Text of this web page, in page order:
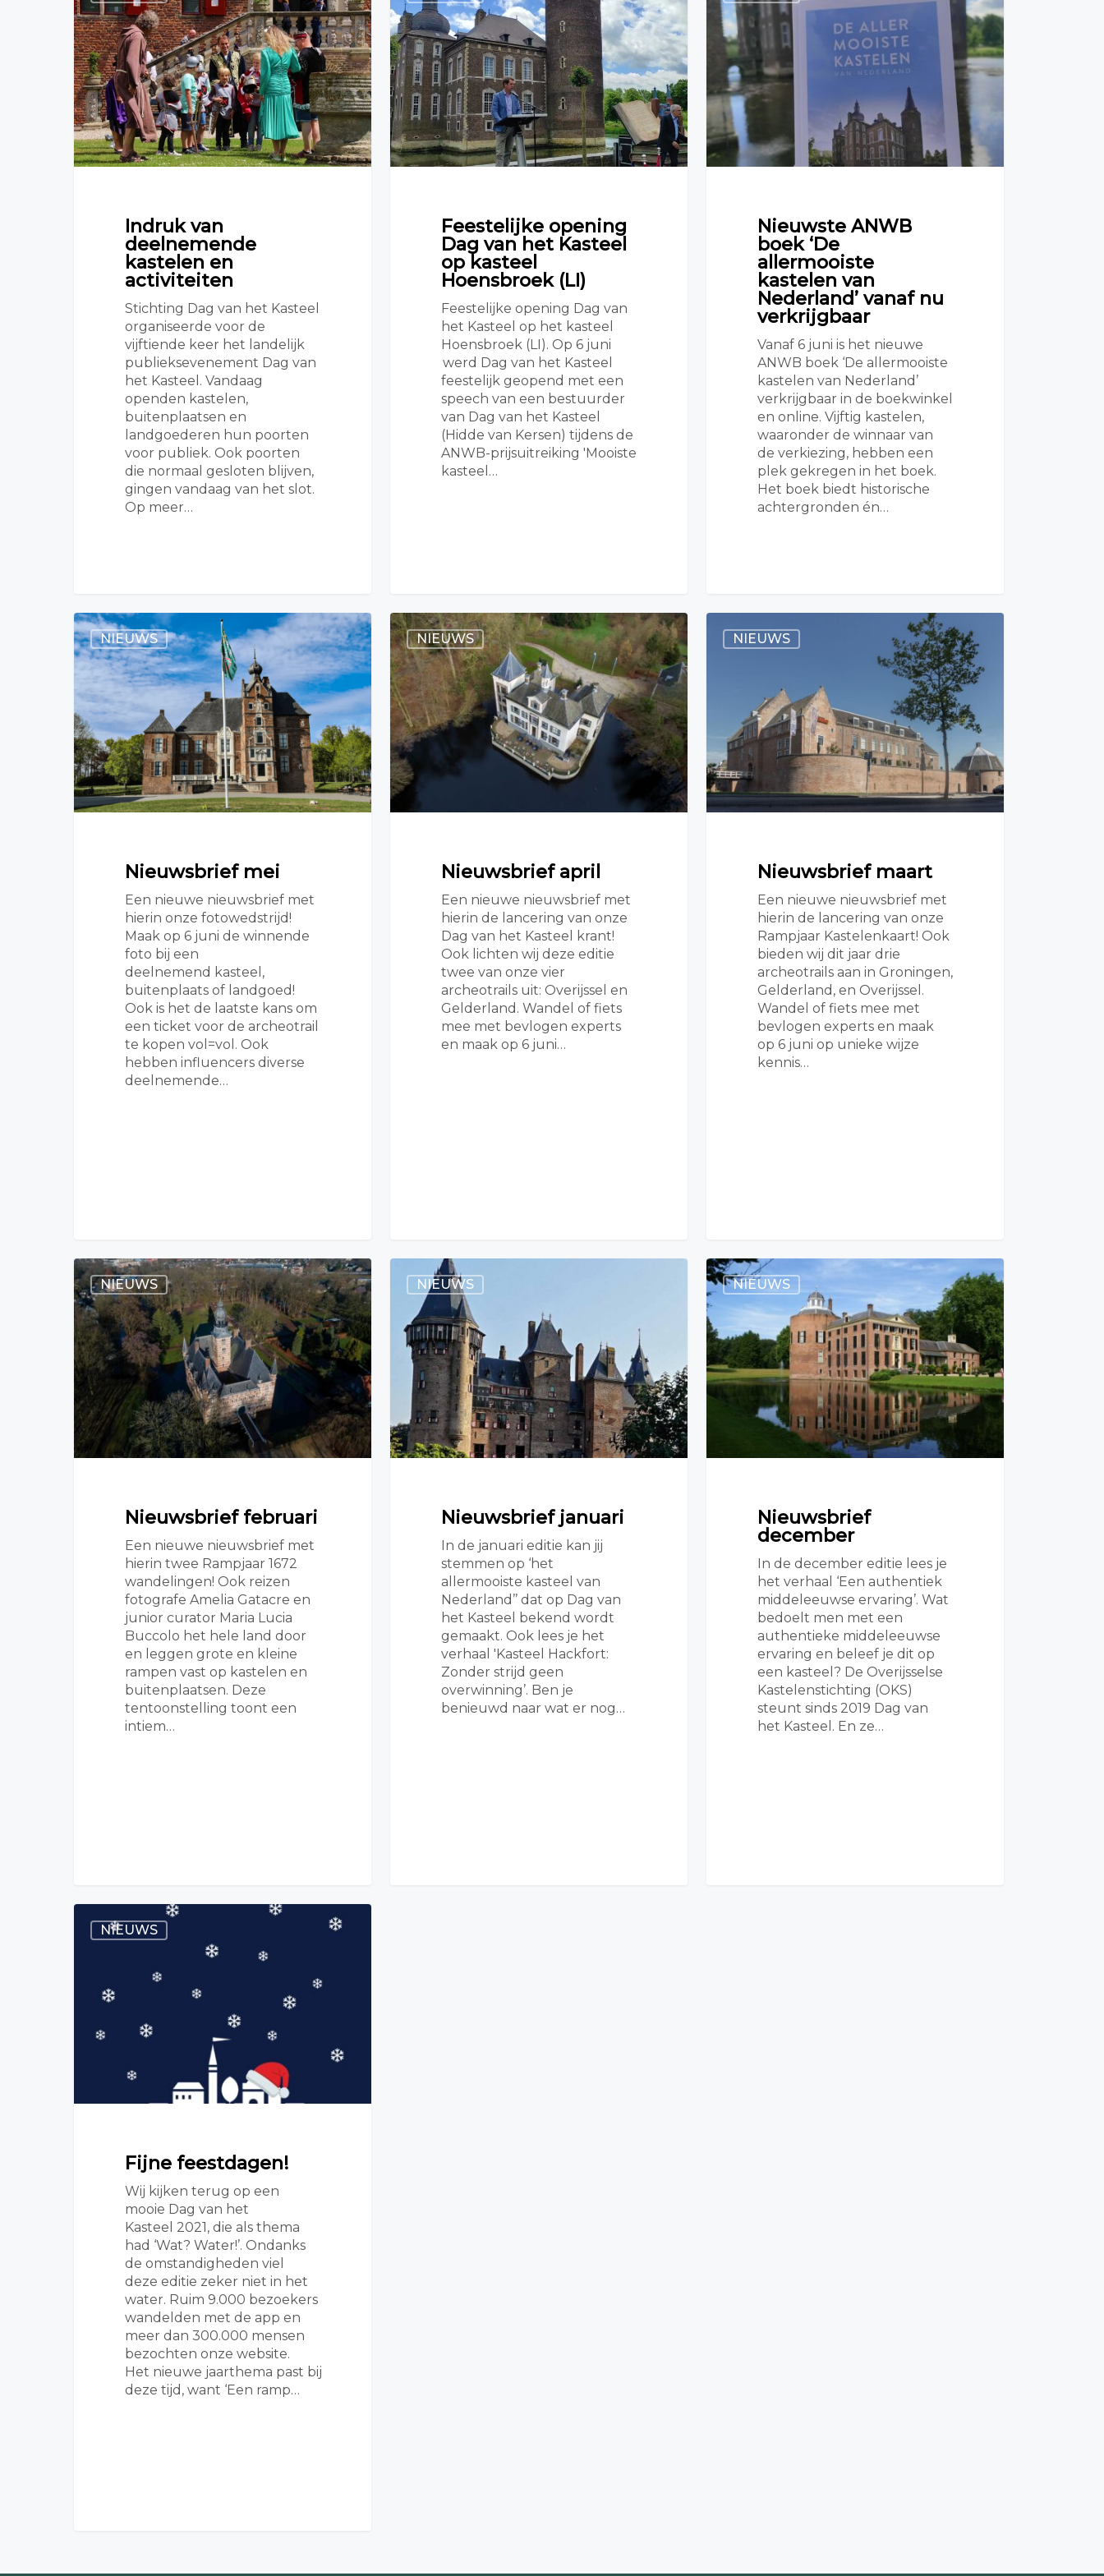
Indruk van
deelnemende
kastelen en
activiteiten
Stichting Dag van het Kasteel
organiseerde voor de
vijftiende keer het landelijk
publieksevenement Dag van
het Kasteel. Vandaag
openden kastelen,
buitenplaatsen en
landgoederen hun poorten
voor publiek. Ook poorten
die normaal gesloten blijven,
gingen vandaag van het slot.
Op meer…
Feestelijke opening
Dag van het Kasteel
op kasteel
Hoensbroek (LI)
Feestelijke opening Dag van
het Kasteel op het kasteel
Hoensbroek (LI). Op 6 juni
werd Dag van het Kasteel
feestelijk geopend met een
speech van een bestuurder
van Dag van het Kasteel
(Hidde van Kersen) tijdens de
ANWB-prijsuitreiking 'Mooiste
kasteel…
Nieuwste ANWB
boek ‘De
allermooiste
kastelen van
Nederland’ vanaf nu
verkrijgbaar
Vanaf 6 juni is het nieuwe
ANWB boek ‘De allermooiste
kastelen van Nederland’
verkrijgbaar in de boekwinkel
en online. Vijftig kastelen,
waaronder de winnaar van
de verkiezing, hebben een
plek gekregen in het boek.
Het boek biedt historische
achtergronden én…
NIEUWS
Nieuwsbrief mei
Een nieuwe nieuwsbrief met
hierin onze fotowedstrijd!
Maak op 6 juni de winnende
foto bij een
deelnemend kasteel,
buitenplaats of landgoed!
Ook is het de laatste kans om
een ticket voor de archeotrail
te kopen vol=vol. Ook
hebben influencers diverse
deelnemende…
NIEUWS
Nieuwsbrief april
Een nieuwe nieuwsbrief met
hierin de lancering van onze
Dag van het Kasteel krant!
Ook lichten wij deze editie
twee van onze vier
archeotrails uit: Overijssel en
Gelderland. Wandel of fiets
mee met bevlogen experts
en maak op 6 juni…
NIEUWS
Nieuwsbrief maart
Een nieuwe nieuwsbrief met
hierin de lancering van onze
Rampjaar Kastelenkaart! Ook
bieden wij dit jaar drie
archeotrails aan in Groningen,
Gelderland, en Overijssel.
Wandel of fiets mee met
bevlogen experts en maak
op 6 juni op unieke wijze
kennis…
NIEUWS
Nieuwsbrief februari
Een nieuwe nieuwsbrief met
hierin twee Rampjaar 1672
wandelingen! Ook reizen
fotografe Amelia Gatacre en
junior curator Maria Lucia
Buccolo het hele land door
en leggen grote en kleine
rampen vast op kastelen en
buitenplaatsen. Deze
tentoonstelling toont een
intiem…
NIEUWS
Nieuwsbrief januari
In de januari editie kan jij
stemmen op ‘het
allermooiste kasteel van
Nederland’’ dat op Dag van
het Kasteel bekend wordt
gemaakt. Ook lees je het
verhaal 'Kasteel Hackfort:
Zonder strijd geen
overwinning’. Ben je
benieuwd naar wat er nog…
NIEUWS
Nieuwsbrief
december
In de december editie lees je
het verhaal ‘Een authentiek
middeleeuwse ervaring’. Wat
bedoelt men met een
authentieke middeleeuwse
ervaring en beleef je dit op
een kasteel? De Overijsselse
Kastelenstichting (OKS)
steunt sinds 2019 Dag van
het Kasteel. En ze…
NIEUWS
Fijne feestdagen!
Wij kijken terug op een
mooie Dag van het
Kasteel 2021, die als thema
had ‘Wat? Water!’. Ondanks
de omstandigheden viel
deze editie zeker niet in het
water. Ruim 9.000 bezoekers
wandelden met de app en
meer dan 300.000 mensen
bezochten onze website.
Het nieuwe jaarthema past bij
deze tijd, want ‘Een ramp…